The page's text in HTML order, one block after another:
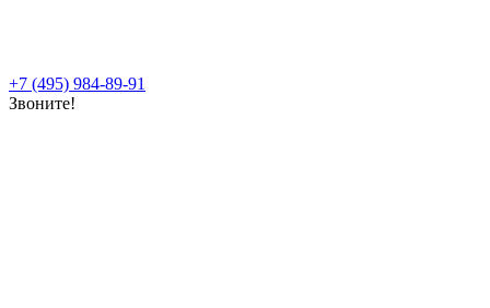
+7 (495) 984-89-91
Звоните!